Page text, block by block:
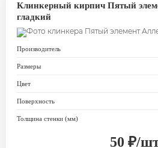
Клинкерный кирпич Пятый
гладкий
Производитель
Размеры
Цвет
Поверхность
Толщина стенки (мм)
50 ₽/